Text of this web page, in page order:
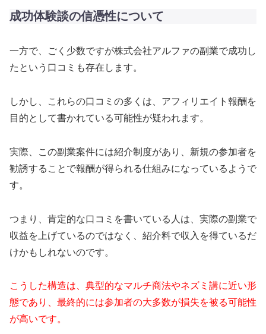
成功体験談の信憑性について
一方で、ごく少数ですが株式会社アルファの副業で成功し
たという口コミも存在します。
しかし、これらの口コミの多くは、アフィリエイト報酬を
目的として書かれている可能性が疑われます。
実際、この副業案件には紹介制度があり、新規の参加者を
勧誘することで報酬が得られる仕組みになっているようで
す。
つまり、肯定的な口コミを書いている人は、実際の副業で
収益を上げているのではなく、紹介料で収入を得ているだ
けかもしれないのです。
こうした構造は、典型的なマルチ商法やネズミ講に近い形
態であり、最終的には参加者の大多数が損失を被る可能性
が高いです。